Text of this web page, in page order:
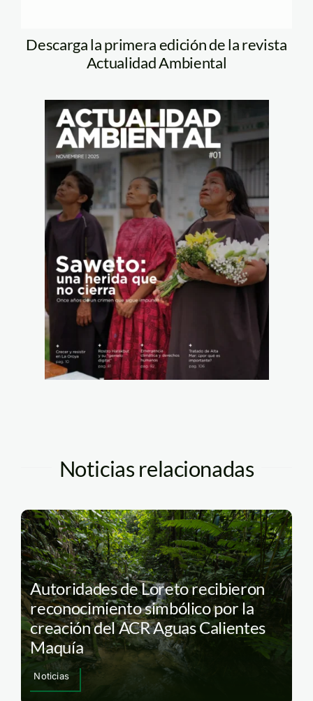
Descarga la primera edición de la revista
Actualidad Ambiental
Noticias relacionadas
Autoridades de Loreto recibieron
reconocimiento simbólico por la
creación del ACR Aguas Calientes
Maquía
Noticias